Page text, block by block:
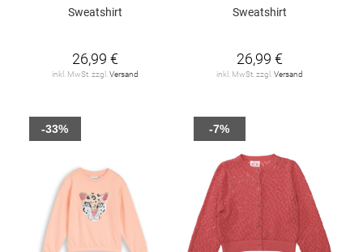
Sweatshirt
26,99 €
inkl. MwSt. zzgl. Versand
Sweatshirt
26,99 €
inkl. MwSt. zzgl. Versand
-33% -7%